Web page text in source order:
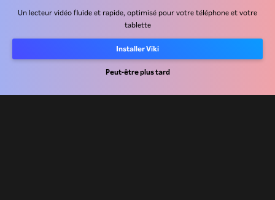
Un lecteur vidéo fluide et rapide, optimisé pour votre téléphone et votre
tablette
Installer Viki
Peut-être plus tard